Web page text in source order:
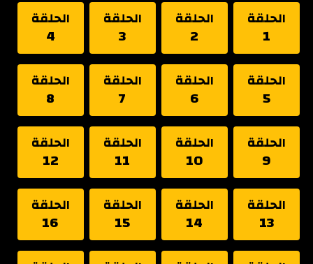
الحلقة
1
الحلقة
2
الحلقة
3
الحلقة
4
الحلقة
5
الحلقة
6
الحلقة
7
الحلقة
8
الحلقة
9
الحلقة
10
الحلقة
11
الحلقة
12
الحلقة
13
الحلقة
14
الحلقة
15
الحلقة
16